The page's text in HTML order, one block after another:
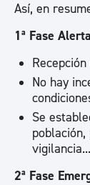
Así, en
1ª Fase
No hay
Se
vigilancia...
2ª Fase